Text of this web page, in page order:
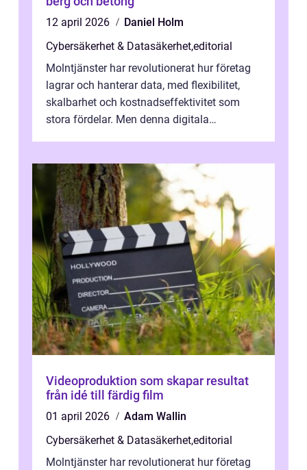
12 april 2026
Daniel Holm
Cybersäkerhet & Datasäkerhet,editorial
Molntjänster har revolutionerat hur företag
lagrar och hanterar data, med flexibilitet,
skalbarhet och kostnadseffektivitet som
stora fördelar. Men denna digitala
Videoproduktion som skapar resultat
från idé till färdig film
01 april 2026
Adam Wallin
Cybersäkerhet & Datasäkerhet,editorial
Molntjänster har revolutionerat hur företag